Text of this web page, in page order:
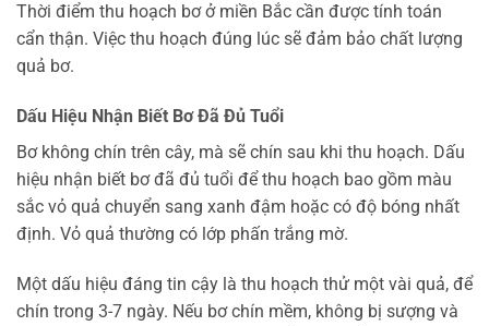
Thời điểm thu hoạch bơ ở miền Bắc cần được tính toán
cẩn thận. Việc thu hoạch đúng lúc sẽ đảm bảo chất lượng
quả bơ.
Dấu Hiệu Nhận Biết Bơ Đã Đủ Tuổi
Bơ không chín trên cây, mà sẽ chín sau khi thu hoạch. Dấu
hiệu nhận biết bơ đã đủ tuổi để thu hoạch bao gồm màu
sắc vỏ quả chuyển sang xanh đậm hoặc có độ bóng nhất
định. Vỏ quả thường có lớp phấn trắng mờ.
Một dấu hiệu đáng tin cậy là thu hoạch thử một vài quả, để
chín trong 3-7 ngày. Nếu bơ chín mềm, không bị sượng và